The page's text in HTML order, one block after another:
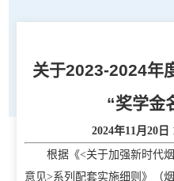
关于2023-2024年
“奖学金
2024年11月20
根据《<关于加强新时代
意见>系列配套实施细则》（